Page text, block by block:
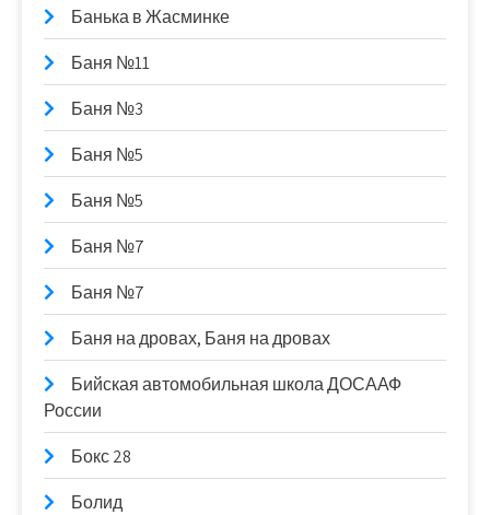
Банька в Жасминке
Баня №11
Баня №3
Баня №5
Баня №5
Баня №7
Баня №7
Баня на дровах, Баня на дровах
Бийская автомобильная школа ДОСААФ
России
Бокс 28
Болид